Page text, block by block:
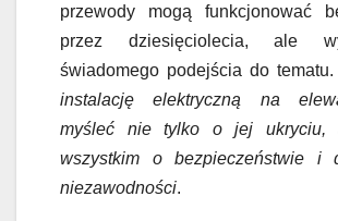
przewody mogą funkcjonować
przez dziesięciolecia, ale
świadomego podejścia do tematu.
instalację elektryczną na
myśleć nie tylko o jej ukryciu,
wszystkim o bezpieczeństwie i
niezawodności.